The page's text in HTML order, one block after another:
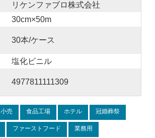
リケンファブロ株式会社
30cm×50m
30本/ケース
塩化ビニル
4977811111309
小売 食品工場 ホテル 冠婚葬祭
ファーストフード 業務用